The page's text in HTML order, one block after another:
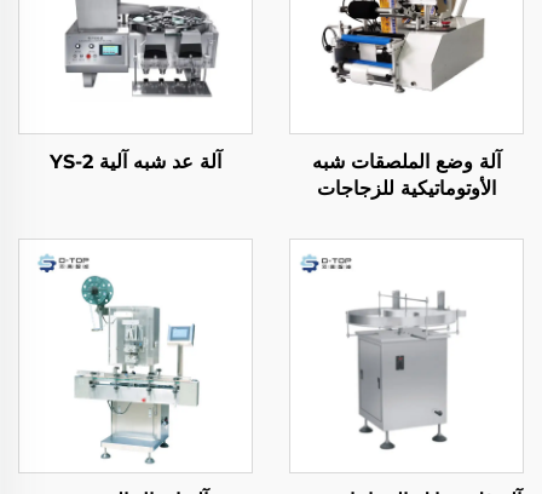
آلة وضع الملصقات شبه
الأوتوماتيكية للزجاجات
آلة عد شبه آلية YS-2